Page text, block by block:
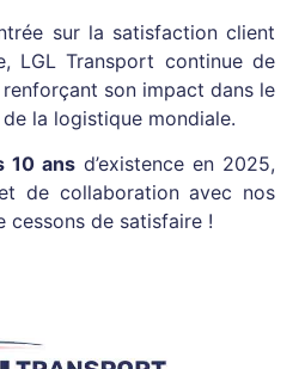
sur la satisfaction client
LGL Transport continue de
son impact dans le
la logistique mondiale.
10 ans d’existence en 2025,
de collaboration avec nos
cessons de satisfaire !